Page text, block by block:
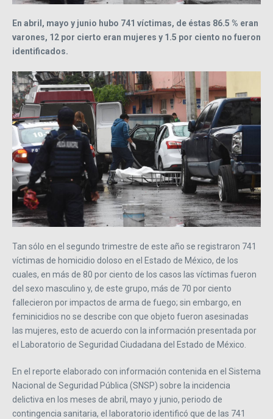
En abril, mayo y junio hubo 741 víctimas, de éstas 86.5 % eran
varones, 12 por cierto eran mujeres y 1.5 por ciento no fueron
identificados.
Tan sólo en el segundo trimestre de este año se registraron 741
víctimas de homicidio doloso en el Estado de México, de los
cuales, en más de 80 por ciento de los casos las víctimas fueron
del sexo masculino y, de este grupo, más de 70 por ciento
fallecieron por impactos de arma de fuego; sin embargo, en
feminicidios no se describe con que objeto fueron asesinadas
las mujeres, esto de acuerdo con la información presentada por
el Laboratorio de Seguridad Ciudadana del Estado de México.
En el reporte elaborado con información contenida en el Sistema
Nacional de Seguridad Pública (SNSP) sobre la incidencia
delictiva en los meses de abril, mayo y junio, periodo de
contingencia sanitaria, el laboratorio identificó que de las 741